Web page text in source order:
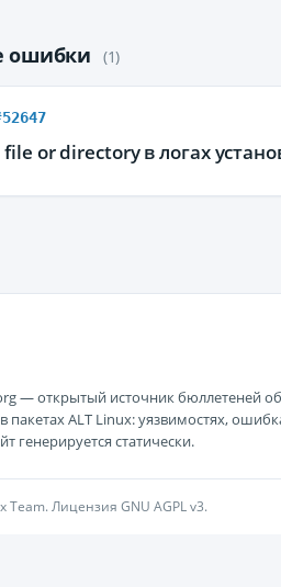
ошибки (1)
file or directory в логах
— открытый источник бюллетеней об
пакетах ALT Linux: уязвимостях,
генерируется статически.
Team. Лицензия GNU AGPL v3.